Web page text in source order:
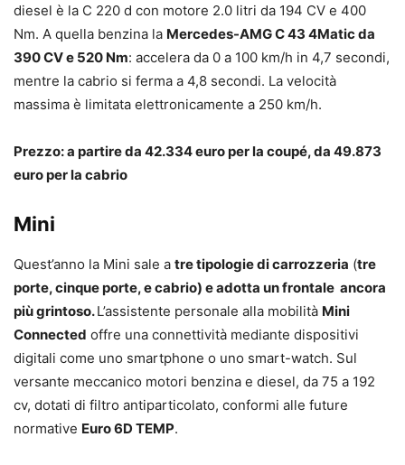
diesel è la C 220 d con motore 2.0 litri da 194 CV e 400
Nm. A quella benzina la Mercedes-AMG C 43 4Matic da
390 CV e 520 Nm: accelera da 0 a 100 km/h in 4,7 secondi,
mentre la cabrio si ferma a 4,8 secondi. La velocità
massima è limitata elettronicamente a 250 km/h.
Prezzo: a partire da 42.334 euro per la coupé, da 49.873
euro per la cabrio
Mini
Quest’anno la Mini sale a tre tipologie di carrozzeria (tre
porte, cinque porte, e cabrio) e adotta un frontale ancora
più grintoso.L’assistente personale alla mobilità Mini
Connected offre una connettività mediante dispositivi
digitali come uno smartphone o uno smart-watch. Sul
versante meccanico motori benzina e diesel, da 75 a 192
cv, dotati di filtro antiparticolato, conformi alle future
normative Euro 6D TEMP.